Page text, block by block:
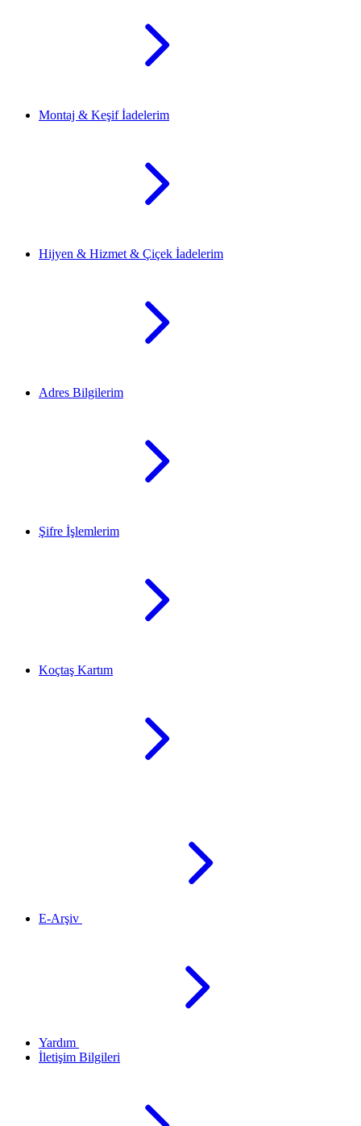
Montaj & Keşif İadelerim
Hijyen & Hizmet & Çiçek İadelerim
Adres Bilgilerim
Şifre İşlemlerim
Koçtaş Kartım
E-Arşiv
Yardım
İletişim Bilgileri